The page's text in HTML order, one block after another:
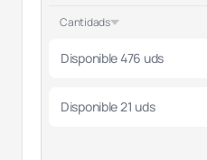
Cantidads
Disponible 476 uds
Disponible 21 uds